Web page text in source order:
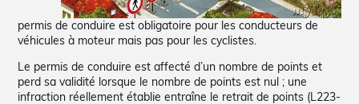
permis de conduire est obligatoire pour les conducteurs de
véhicules à moteur mais pas pour les cyclistes.
Le permis de conduire est affecté d’un nombre de points et
perd sa validité lorsque le nombre de points est nul ; une
infraction réellement établie entraîne le retrait de points (L223-